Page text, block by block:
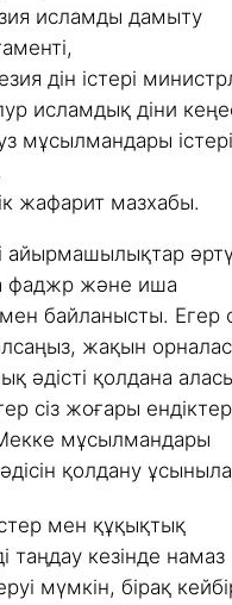
исламды дамыту
дін істері
исламдық діни
мұсылмандары істері
жафарит мазхабы.
айырмашылықтар
фаджр және иша
байланысты. Егер
жақын
әдісті қолдана
сіз жоғары
мұсылмандары
қолдану
мен құқықтық
таңдау кезінде намаз
мүмкін, бірақ